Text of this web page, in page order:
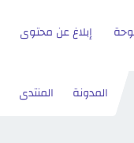
إبلاغ عن محتوى
المدونة المنتدى